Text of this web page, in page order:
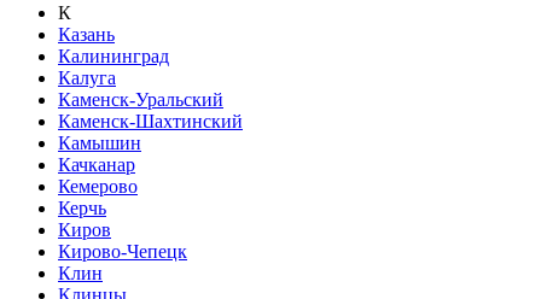
К
Казань
Калининград
Калуга
Каменск-Уральский
Каменск-Шахтинский
Камышин
Качканар
Кемерово
Керчь
Киров
Кирово-Чепецк
Клин
Клинцы